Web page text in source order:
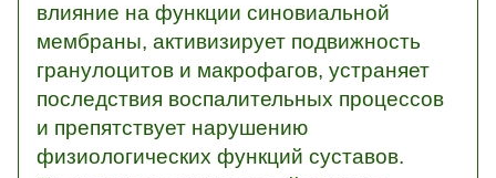
влияние на функции синовиальной
мембраны, активизирует подвижность
гранулоцитов и макрофагов, устраняет
последствия воспалительных процессов
и препятствует нарушению
физиологических функций суставов.